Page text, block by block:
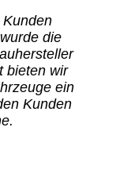
die
bieten wir
ein
Kunden